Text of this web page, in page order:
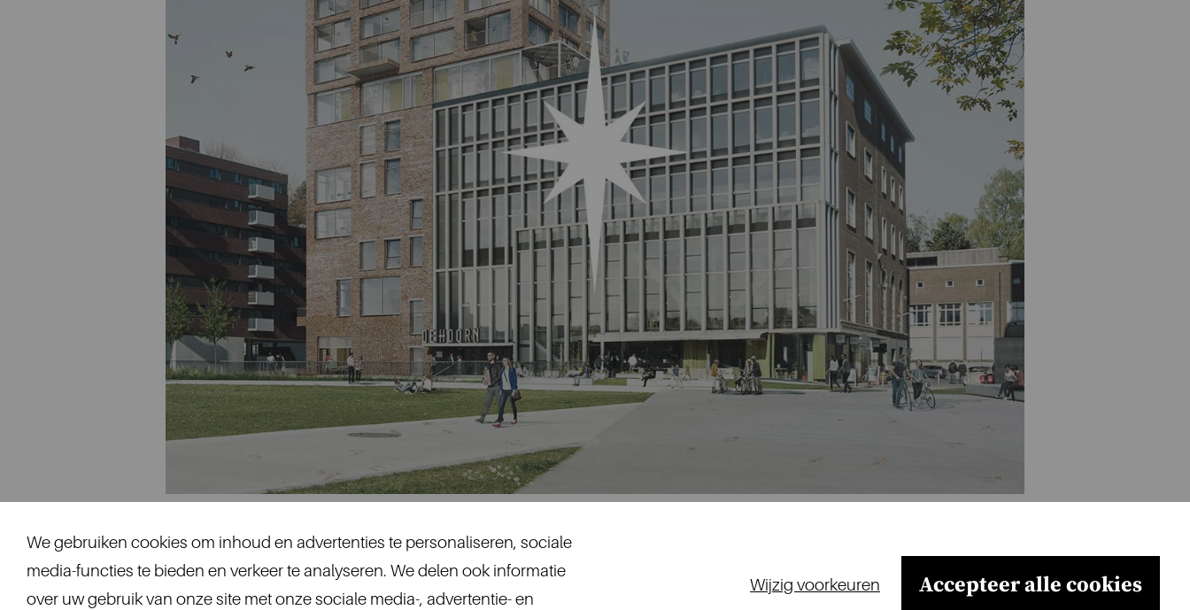
Altera, De Hoorn, Sluisstraat 79, 3000 Leuven, T. +32 16 84 19 37
We gebruiken cookies om inhoud en advertenties te personaliseren, sociale
media-functies te bieden en verkeer te analyseren. We delen ook informatie
over uw gebruik van onze site met onze sociale media-, advertentie- en
Wijzig voorkeuren Accepteer alle cookies